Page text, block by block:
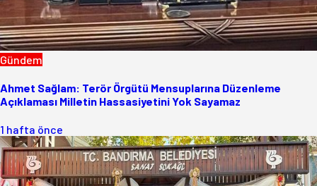
Gündem
Ahmet Sağlam: Terör Örgütü Mensuplarına Düzenleme
Açıklaması Milletin Hassasiyetini Yok Sayamaz
1 hafta önce